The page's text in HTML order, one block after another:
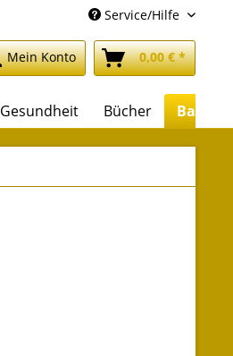
Service/Hilfe
Mein Konto 0,00 € *
Gesundheit Bücher Backlist